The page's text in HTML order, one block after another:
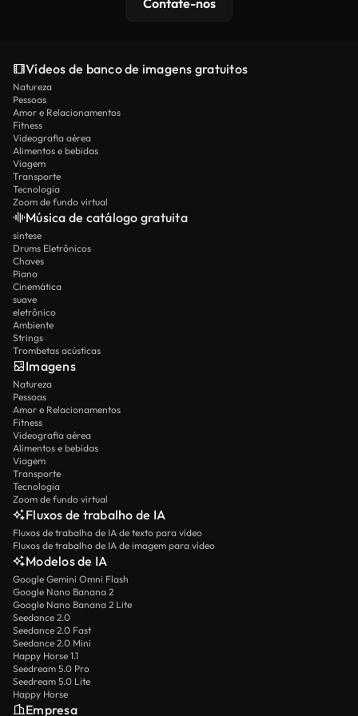
Contate-nos
Vídeos de banco de imagens gratuitos
Natureza
Pessoas
Amor e Relacionamentos
Fitness
Videografia aérea
Alimentos e bebidas
Viagem
Transporte
Tecnologia
Zoom de fundo virtual
Música de catálogo gratuita
síntese
Drums Eletrônicos
Chaves
Piano
Cinemática
suave
eletrônico
Ambiente
Strings
Trombetas acústicas
Imagens
Natureza
Pessoas
Amor e Relacionamentos
Fitness
Videografia aérea
Alimentos e bebidas
Viagem
Transporte
Tecnologia
Zoom de fundo virtual
Fluxos de trabalho de IA
Fluxos de trabalho de IA de texto para vídeo
Fluxos de trabalho de IA de imagem para vídeo
Modelos de IA
Google Gemini Omni Flash
Google Nano Banana 2
Google Nano Banana 2 Lite
Seedance 2.0
Seedance 2.0 Fast
Seedance 2.0 Mini
Happy Horse 1.1
Seedream 5.0 Pro
Seedream 5.0 Lite
Happy Horse
Empresa